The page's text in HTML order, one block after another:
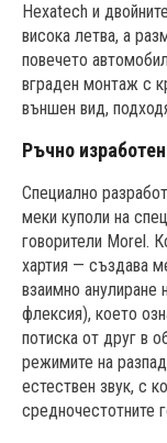
Hexatech и
висока летва, а
повечето
вграден монтаж с
външен вид,
Ръчно
Специално
меки куполи на
говорители Morel.
хартия — създава
взаимно анулиране
флексия), което
потиска от друг в
режимите на
естествен звук, с
средночестотните